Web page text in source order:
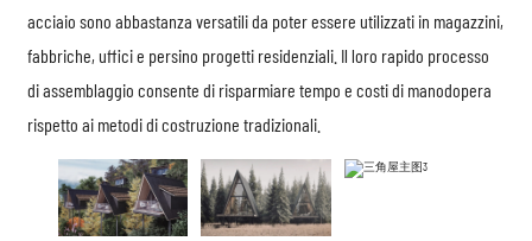
acciaio sono abbastanza versatili da poter essere utilizzati in magazzini,
fabbriche, uffici e persino progetti residenziali. Il loro rapido processo
di assemblaggio consente di risparmiare tempo e costi di manodopera
rispetto ai metodi di costruzione tradizionali.